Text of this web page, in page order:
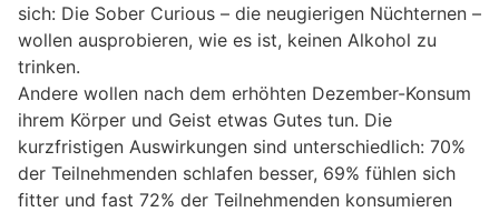
sich: Die Sober Curious – die neugierigen Nüchternen –
wollen ausprobieren, wie es ist, keinen Alkohol zu
trinken.
Andere wollen nach dem erhöhten Dezember-Konsum
ihrem Körper und Geist etwas Gutes tun. Die
kurzfristigen Auswirkungen sind unterschiedlich: 70%
der Teilnehmenden schlafen besser, 69% fühlen sich
fitter und fast 72% der Teilnehmenden konsumieren